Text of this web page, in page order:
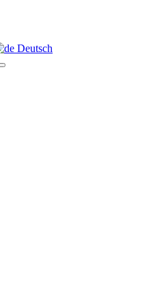
Deutsch